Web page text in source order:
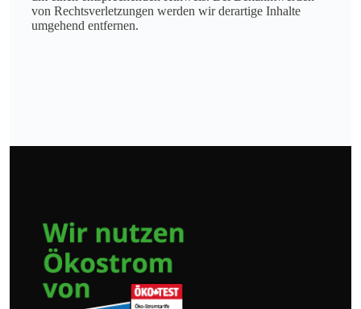
von Rechtsverletzungen werden wir derartige Inhalte
umgehend entfernen.